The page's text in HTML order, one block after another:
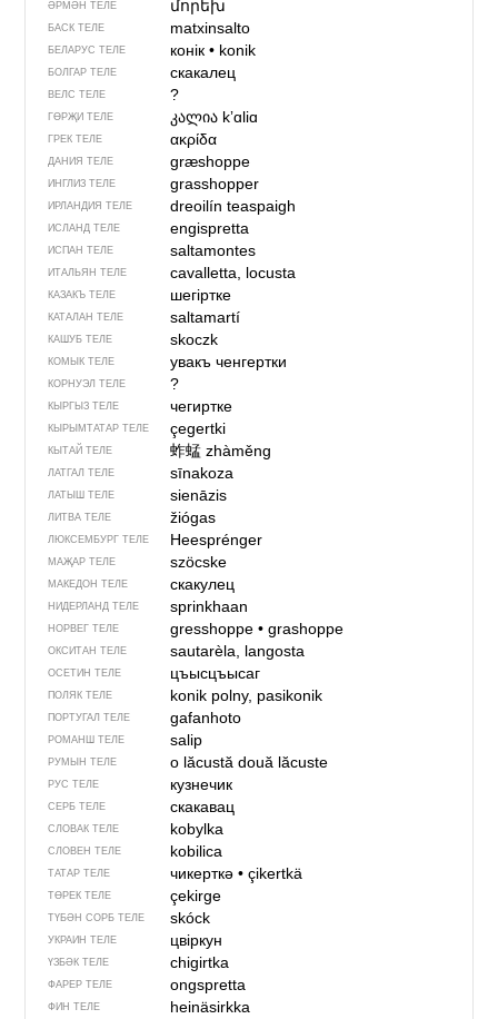
ӘРМӘН ТЕЛЕ մորեխ
БАСК ТЕЛЕ matxinsalto
БЕЛАРУС ТЕЛЕ конік• konik
БОЛГАР ТЕЛЕ скакалец
ВЕЛС ТЕЛЕ ?
ГӨРҖИ ТЕЛЕ კალია kʼɑliɑ
ГРЕК ТЕЛЕ ακρίδα
ДАНИЯ ТЕЛЕ græshoppe
ИНГЛИЗ ТЕЛЕ grasshopper
ИРЛАНДИЯ ТЕЛЕ dreoilín teaspaigh
ИСЛАНД ТЕЛЕ engispretta
ИСПАН ТЕЛЕ saltamontes
ИТАЛЬЯН ТЕЛЕ cavalletta, locusta
КАЗАКЪ ТЕЛЕ шегіртке
КАТАЛАН ТЕЛЕ saltamartí
КАШУБ ТЕЛЕ skoczk
КОМЫК ТЕЛЕ увакъ ченгертки
КОРНУЭЛ ТЕЛЕ ?
КЫРГЫЗ ТЕЛЕ чегиртке
КЫРЫМТАТАР ТЕЛЕ çegertki
КЫТАЙ ТЕЛЕ 蚱蜢zhàměng
ЛАТГАЛ ТЕЛЕ sīnakoza
ЛАТЫШ ТЕЛЕ sienāzis
ЛИТВА ТЕЛЕ žiógas
ЛЮКСЕМБУРГ ТЕЛЕ Heesprénger
МАҖАР ТЕЛЕ szöcske
МАКЕДОН ТЕЛЕ скакулец
НИДЕРЛАНД ТЕЛЕ sprinkhaan
НОРВЕГ ТЕЛЕ gresshoppe• grashoppe
ОКСИТАН ТЕЛЕ sautarèla, langosta
ОСЕТИН ТЕЛЕ цъысцъысаг
ПОЛЯК ТЕЛЕ konik polny, pasikonik
ПОРТУГАЛ ТЕЛЕ gafanhoto
РОМАНШ ТЕЛЕ salip
РУМЫН ТЕЛЕ o lăcustădouă lăcuste
РУС ТЕЛЕ кузнечик
СЕРБ ТЕЛЕ скакавац
СЛОВАК ТЕЛЕ kobylka
СЛОВЕН ТЕЛЕ kobilica
ТАТАР ТЕЛЕ чикерткә• çikertkä
ТӨРЕК ТЕЛЕ çekirge
ТҮБӘН СОРБ ТЕЛЕ skóck
УКРАИН ТЕЛЕ цвіркун
ҮЗБӘК ТЕЛЕ chigirtka
ФАРЕР ТЕЛЕ ongspretta
ФИН ТЕЛЕ heinäsirkka